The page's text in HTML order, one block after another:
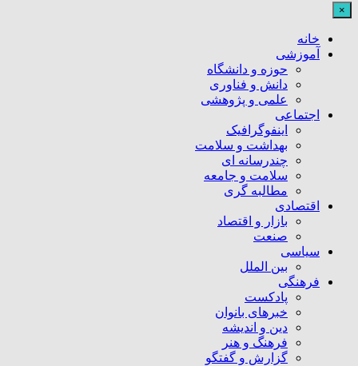
×
خانه
آموزشی
حوزه و دانشگاه
دانش و فناوری
علمی و پژوهشی
اجتماعی
اینفوگرافیک
بهداشت و سلامت
چندرسانه ای
سلامت و جامعه
مطالبه گری
اقتصادی
بازار و اقتصاد
صنعت
سیاسی
بین الملل
فرهنگی
پادکست
خبرهای بانوان
دین و اندیشه
فرهنگ و هنر
گزارش و گفتگو